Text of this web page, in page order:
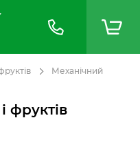
Механічний
фруктів